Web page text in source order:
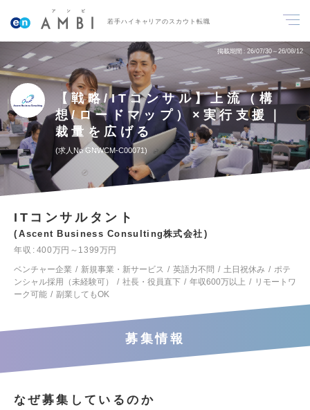
若手ハイキャリアのスカウト転職
掲載期間 26/07/30～26/08/12
【戦略/ITコンサル】上流（構
想/ロードマップ）×実行支援｜
裁量を広げる
求人No.GNWCM-C00071
ITコンサルタント
Ascent Business Consulting株式会社
年収
400万円～1399万円
ベンチャー企業
新規事業・新サービス 英語力不問 土日祝休み
ポテ
ンシャル採用（未経験可）
社長・役員直下 年収600万以上
リモートワ
ーク可能
副業してもOK
募集情報
なぜ募集しているのか